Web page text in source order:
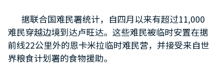
据联合国难民署统计，自四月以来有超过11,000
难民穿越边境到达卢旺达。这些难民被临时安置在据
前线22公里外的恩卡米拉临时难民营，并接受来自世
界粮食计划署的食物援助。